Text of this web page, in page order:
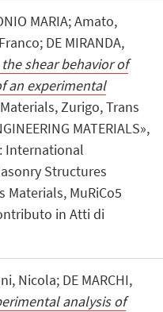
MARIA; Amato,
DE MIRANDA,
shear behavior of
an experimental
Zurigo, Trans
MATERIALS»,
International
Structures
MuRiCo5
in Atti di
Nicola; DE MARCHI,
analysis of